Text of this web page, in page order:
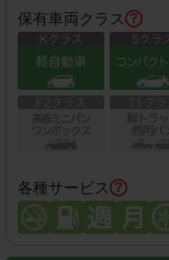
保有車両クラス
各種サービス